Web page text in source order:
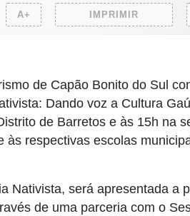
A+ IMPRIMIR
de Capão Bonito do Sul
Dando voz a Cultura
de Barretos e às 15h na
respectivas escolas
Nativista, será apresentada a
de uma parceria com o